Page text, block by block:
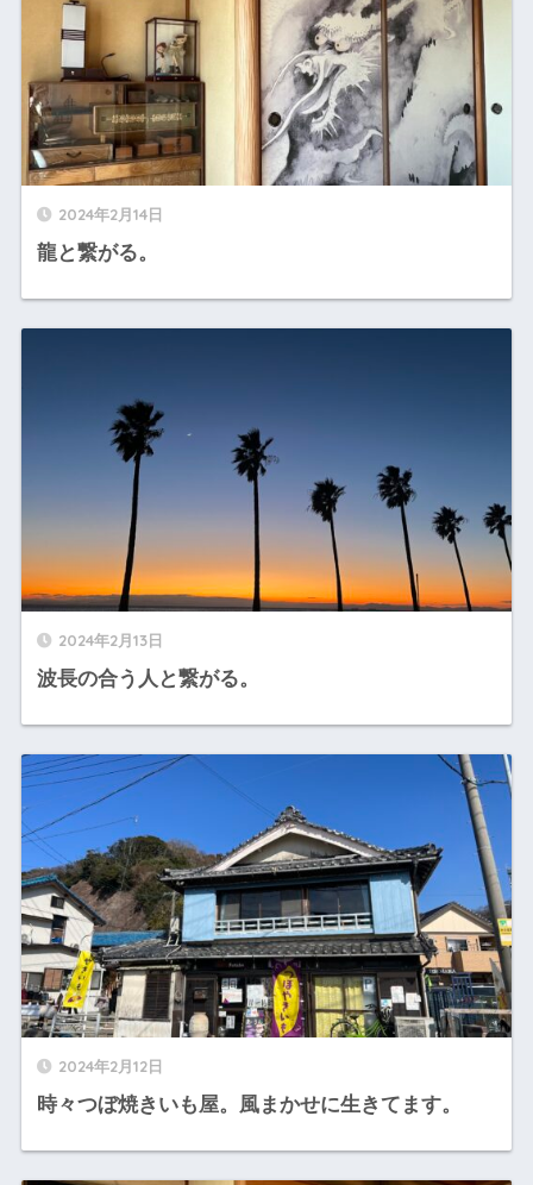
2024年2月14日
龍と繋がる。
2024年2月13日
波長の合う人と繋がる。
2024年2月12日
時々つぼ焼きいも屋。風まかせに生きてます。